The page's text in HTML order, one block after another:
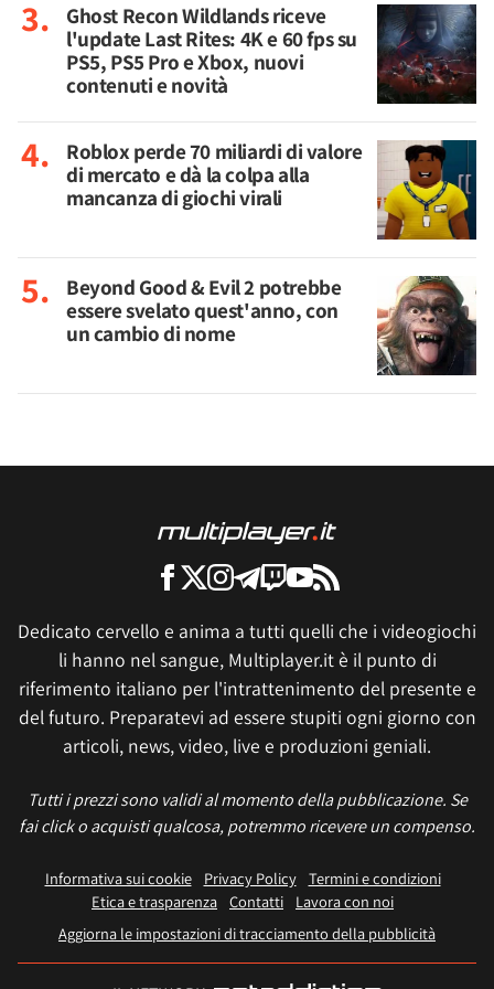
Ghost Recon Wildlands riceve
l'update Last Rites: 4K e 60 fps su
PS5, PS5 Pro e Xbox, nuovi
contenuti e novità
Roblox perde 70 miliardi di valore
di mercato e dà la colpa alla
mancanza di giochi virali
Beyond Good & Evil 2 potrebbe
essere svelato quest'anno, con
un cambio di nome
Dedicato cervello e anima a tutti quelli che i videogiochi
li hanno nel sangue, Multiplayer.it è il punto di
riferimento italiano per l'intrattenimento del presente e
del futuro. Preparatevi ad essere stupiti ogni giorno con
articoli, news, video, live e produzioni geniali.
Tutti i prezzi sono validi al momento della pubblicazione. Se
fai click o acquisti qualcosa, potremmo ricevere un compenso.
Informativa sui cookie Privacy Policy
Termini e condizioni
Etica e trasparenza Contatti
Lavora con noi
Aggiorna le impostazioni di tracciamento della pubblicità